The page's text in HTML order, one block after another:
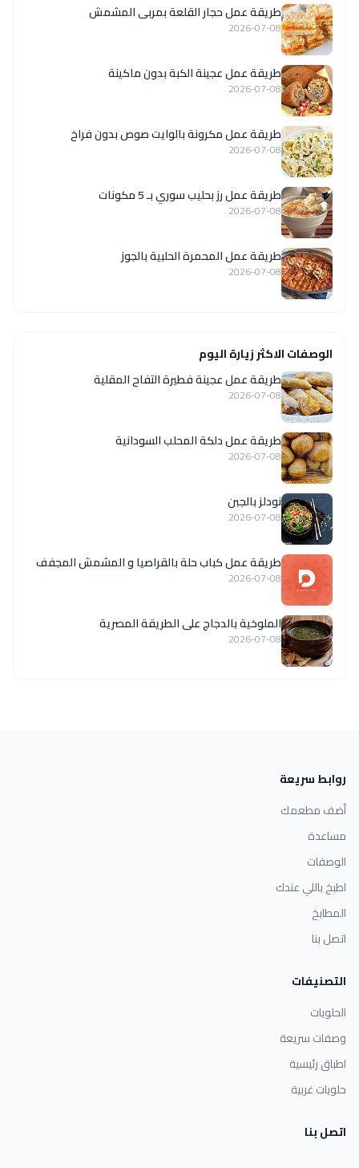
طريقة عمل حجار القلعة بمربى المشمش
2026-07-08
طريقة عمل عجينة الكبة بدون ماكينة
2026-07-08
طريقة عمل مكرونة بالوايت صوص بدون فراخ
2026-07-08
طريقة عمل رز بحليب سوري بـ 5 مكونات
2026-07-08
طريقة عمل المحمرة الحلبية بالجوز
2026-07-08
الوصفات الاكثر زيارة اليوم
طريقة عمل عجينة فطيرة التفاح المقلية
2026-07-08
طريقة عمل دلكة المحلب السودانية
2026-07-08
نودلز بالجبن
2026-07-08
طريقة عمل كباب حلة بالقراصيا و المشمش المجفف
2026-07-08
الملوخية بالدجاج على الطريقة المصرية
2026-07-08
روابط سريعة
أضف مطعمك
مساعدة
الوصفات
اطبخ باللي عندك
المطابخ
اتصل بنا
التصنيفات
الحلويات
وصفات سريعة
اطباق رئيسية
حلويات غربية
اتصل بنا